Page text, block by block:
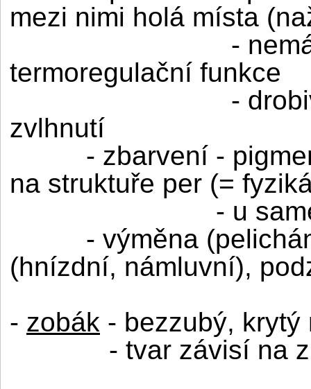
mezi nimi holá místa
-
termoregulační funkce
-
zvlhnutí
- zbarvení -
na struktuře per (=
- u
- výměna
(hnízdní, námluvní),
- zobák - bezzubý, krytý
- tvar závisí na